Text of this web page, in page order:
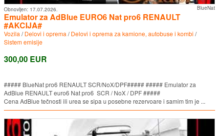
BlueNat
Obnovljen: 17.07.2026.
Emulator za AdBlue EURO6 Nat pro6 RENAULT
#AKCIJA#
Vozila /Delovi i oprema /Delovi i oprema za kamione, autobuse i kombi /
Sistem emisije
300,00 EUR
##### BlueNat pro6 RENAULT SCR/NoX/DPF##### ##### Emulator za
AdBlue RENAULT euro6 Nat pro6 SCR / NoX / DPF #####
Cena AdBlue tečnosti ili urea se sipa u posebne rezervoare i samim tim je ...